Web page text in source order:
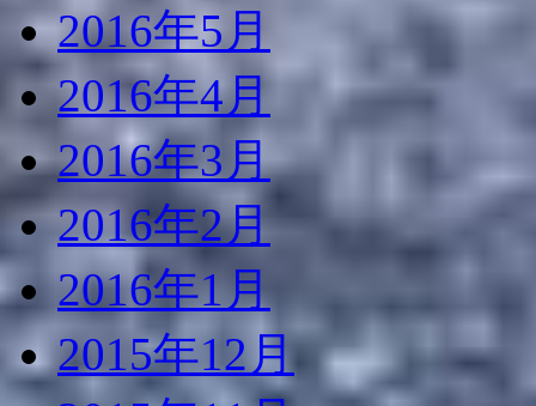
2016年5月
2016年4月
2016年3月
2016年2月
2016年1月
2015年12月